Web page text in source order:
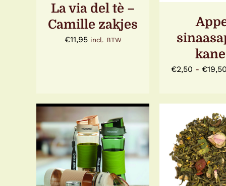
La via del tè –
Camille zakjes
€11,95 incl. BTW
KAN
OP
DE
€2,50 - €19,50
OPTIES SELECTEREN
DIT
PRODUCT
/ DETAILS
OPTIES
DIT
HEEFT
/